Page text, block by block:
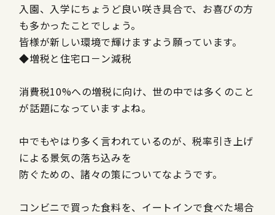
入園、入学にちょうど良い咲き具合で、お喜びの方
も多かったことでしょう。
皆様が新しい環境で輝けますよう願っています。
◆増税と住宅ロ－ン減税
消費税10%への増税に向け、世の中では多くのこと
が話題になっていますよね。
中でもやはり多く言われているのが、税率引き上げ
による景気の落ち込みを
防ぐための、諸々の策についてなようです。
コンビニで買った食料を、イートインで食べた場合